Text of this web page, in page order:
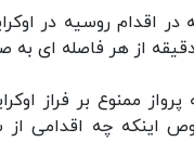
اقدام روسیه در
از هر فاصله ای به
ممنوع بر فراز
اینکه چه اقدامی